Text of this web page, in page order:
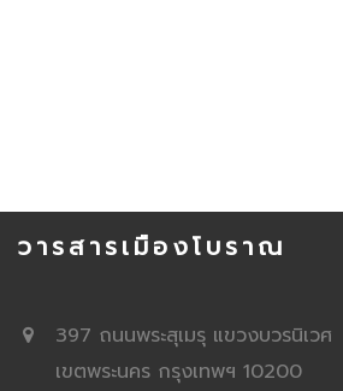
วารสารเมืองโบราณ
397 ถนนพระสุเมรุ แขวงบวรนิเวศ
เขตพระนคร กรุงเทพฯ 10200